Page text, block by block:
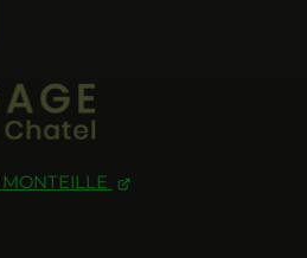
MONTEILLE